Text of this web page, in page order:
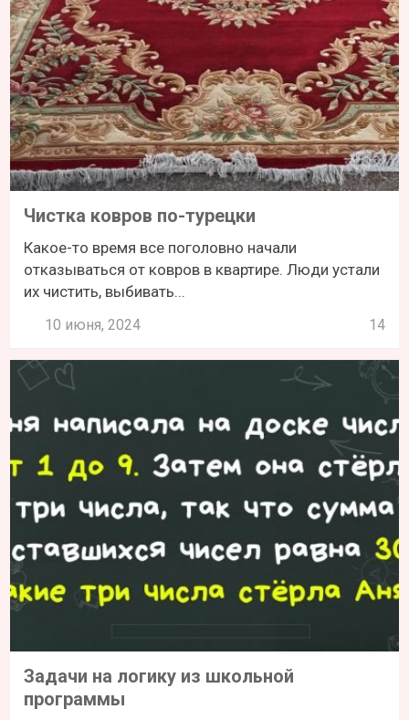
Чистка ковров по-турецки
Какое-то время все поголовно начали
отказываться от ковров в квартире. Люди устали
их чистить, выбивать...
10 июня, 2024 14
Задачи на логику из школьной
программы